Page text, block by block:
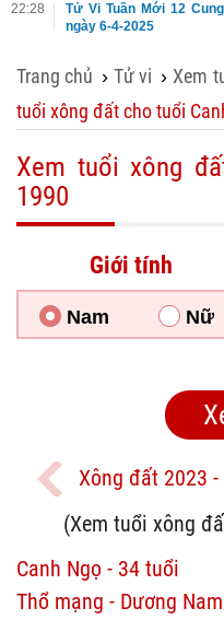
22:28
Tử Vi Tuần Mới 12
ngày 6-4-2025
Trang chủ ›Tử vi ›Xem
tuổi xông đất cho tuổi
Xem tuổi xông
1990
Giới tính
Nam Nữ
Xông đất 2023
(Xem tuổi xông
Canh Ngọ - 34 tuổi
Thổ mạng - Dương Nam